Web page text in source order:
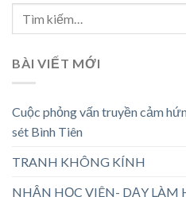
BÀI VIẾT MỚI
Cuộc phỏng vấn truyền cảm
sét Bình Tiên
TRANH KHÔNG KÍNH
NHẬN HỌC VIÊN- DẠY LÀM